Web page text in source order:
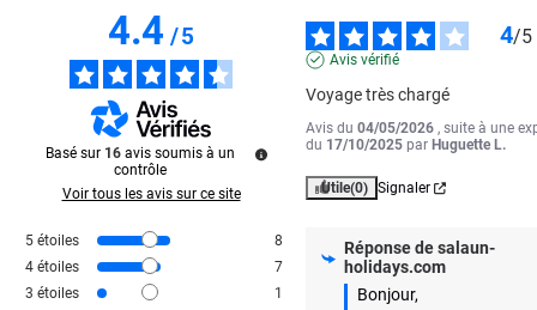
4.4/5
Basé sur 16 avis soumis à un
contrôle
Voir tous les avis sur ce site
5 étoiles
8
4 étoiles
7
3 étoiles
1
4/5
Avis vérifié
Voyage très chargé
Avis du04/05/2026 , suite à une
du 17/10/2025 par Huguette L.
Utile(0) Signaler
Réponse desalaun-
holidays.com
Bonjour,